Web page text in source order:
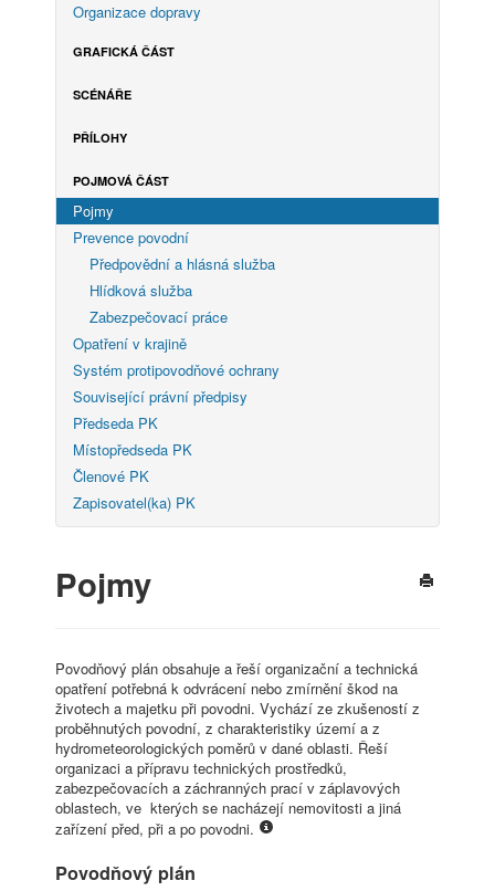
Organizace dopravy
GRAFICKÁ ČÁST
SCÉNÁŘE
PŘÍLOHY
POJMOVÁ ČÁST
Pojmy
Prevence povodní
Předpovědní a hlásná služba
Hlídková služba
Zabezpečovací práce
Opatření v krajině
Systém protipovodňové ochrany
Související právní předpisy
Předseda PK
Místopředseda PK
Členové PK
Zapisovatel(ka) PK
Pojmy
Povodňový plán obsahuje a řeší organizační a technická
opatření potřebná k odvrácení nebo zmírnění škod na
životech a majetku při povodni. Vychází ze zkušeností z
proběhnutých povodní, z charakteristiky území a z
hydrometeorologických poměrů v dané oblasti. Řeší
organizaci a přípravu technických prostředků,
zabezpečovacích a záchranných prací v záplavových
oblastech, ve kterých se nacházejí nemovitosti a jiná
zařízení před, při a po povodni.
Povodňový plán